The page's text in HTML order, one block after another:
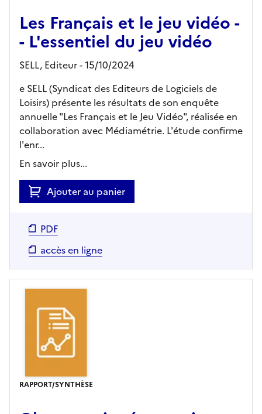
Les Français et le jeu vidéo -
- L'essentiel du jeu vidéo
SELL, Editeur- 15/10/2024
e SELL (Syndicat des Editeurs de Logiciels de
Loisirs) présente les résultats de son enquête
annuelle "Les Français et le Jeu Vidéo", réalisée en
collaboration avec Médiamétrie. L'étude confirme
l'enr...
En savoir plus...
Ajouter au panier
PDF
accès en ligne
RAPPORT/SYNTHÈSE